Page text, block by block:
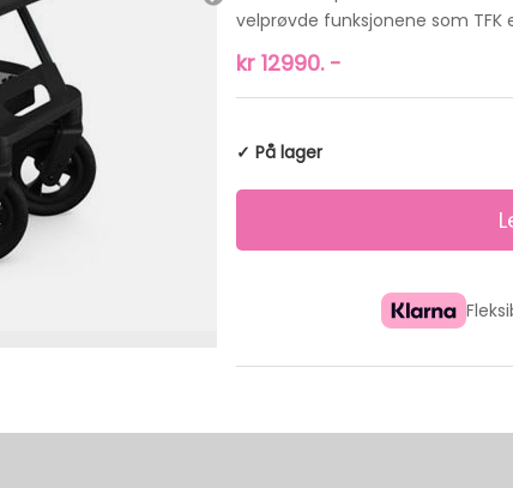
velprøvde funksjonene som
kr 12990.-
✓ På lager